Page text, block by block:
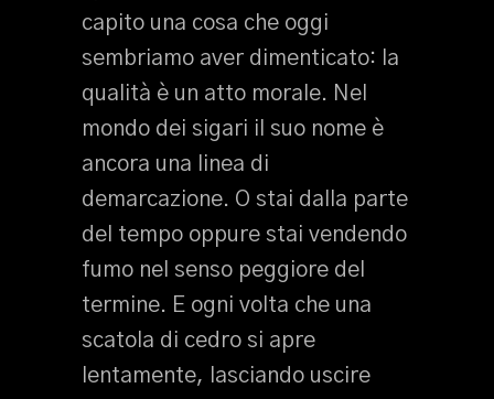
capito una cosa che oggi
sembriamo aver dimenticato: la
qualità è un atto morale. Nel
mondo dei sigari il suo nome è
ancora una linea di
demarcazione. O stai dalla parte
del tempo oppure stai vendendo
fumo nel senso peggiore del
termine. E ogni volta che una
scatola di cedro si apre
lentamente, lasciando uscire